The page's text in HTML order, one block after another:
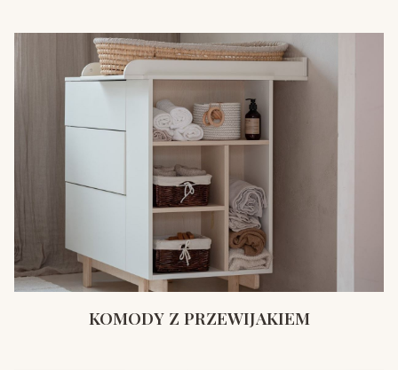
KOMODY Z PRZEWIJAKIEM